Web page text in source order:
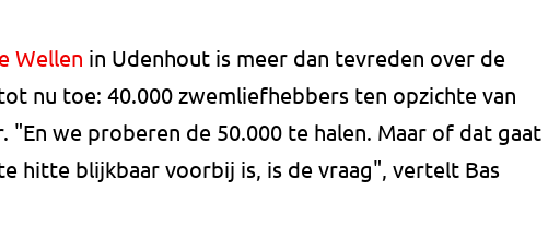
Wellen in Udenhout is meer dan tevreden over de
nu toe: 40.000 zwemliefhebbers ten opzichte van
"En we proberen de 50.000 te halen. Maar of dat gaat
hitte blijkbaar voorbij is, is de vraag", vertelt Bas